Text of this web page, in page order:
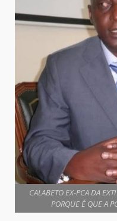
CALABETO EX-PCA DA
PORQUE É QUE A